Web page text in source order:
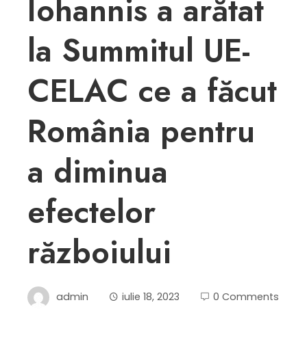
Iohannis a arătat
la Summitul UE-
CELAC ce a făcut
România pentru
a diminua
efectelor
războiului
admin iulie 18, 2023 0 Comments